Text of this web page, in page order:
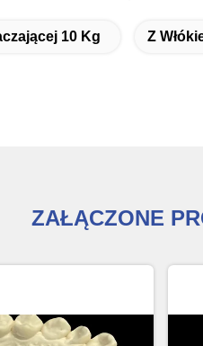
10 Kg Z
ZAŁĄCZONE